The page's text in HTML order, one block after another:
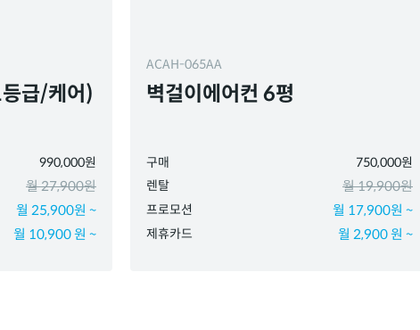
급/케어)
990,000원
월 27,900원
월 25,900원 ~
월 10,900 원 ~
ACAH-065AA
벽걸이에어컨 6평
구매
750,000원
렌탈
월 19,900원
프로모션 월 17,900원 ~
제휴카드 월 2,900 원 ~